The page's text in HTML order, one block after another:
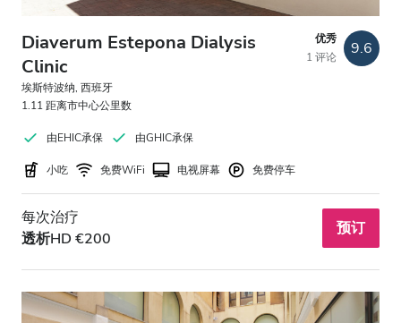
0 - 100 欧元
100 - 200 欧元
200 - 300 欧元
班次
上午
晚上
Diaverum Estepona Dialysis
Clinic
埃斯特波纳, 西班牙
1.11 距离市中心公里数
优秀
1 评论
9.6
由EHIC承保 由GHIC承保
小吃 免费WiFi 电视屏幕 免费停车
每次治疗
透析HD €200
预订